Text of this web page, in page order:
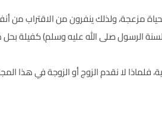
مزعجة، ولذلك ينفرون من الاقتراب من
الرسول صلى الله عليه وسلم) كفيلة
فلماذا لا نقدم الزوج أو الزوجة في هذا